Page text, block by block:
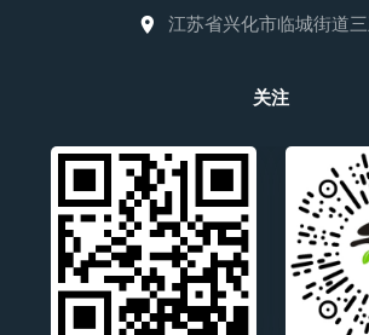
江苏省兴化市临城街道
关注